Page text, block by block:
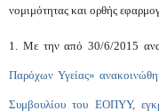
νομιμότητας και ορθής
1. Με την από 30/6/2015
Παρόχων Υγείας»
Συμβουλίου του ΕΟΠΥΥ,